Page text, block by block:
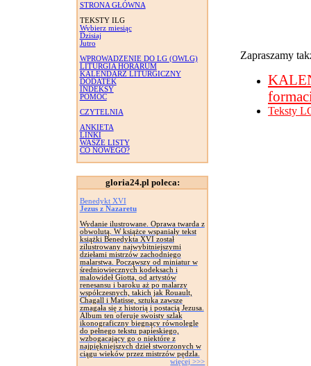
STRONA GŁÓWNA
TEKSTY ILG
Wybierz miesiąc
Dzisiaj
Jutro
WPROWADZENIE DO LG (OWLG)
LITURGIA HORARUM
KALENDARZ LITURGICZNY
DODATEK
INDEKSY
POMOC
CZYTELNIA
ANKIETA
LINKI
WASZE LISTY
CO NOWEGO?
gloria24.pl poleca:
Benedykt XVI
Jezus z Nazaretu
Wydanie ilustrowane. Oprawa twarda z
obwolutą. W książce wspaniały tekst
książki Benedykta XVI został
zilustrowany najwybitniejszymi
dziełami mistrzów zachodniego
malarstwa. Począwszy od miniatur w
średniowiecznych kodeksach i
malowideł Giotta, od artystów
renesansu i baroku aż po malarzy
współczesnych, takich jak Rouault,
Chagall i Matisse, sztuka zawsze
zmagała się z historią i postacią Jezusa.
Album ten oferuje swoisty szlak
ikonograficzny biegnący równolegle
do pełnego tekstu papieskiego,
wzbogacający go o niektóre z
najpiękniejszych dzieł stworzonych w
ciągu wieków przez mistrzów pędzla.
więcej >>>
Zapraszamy
Teksty